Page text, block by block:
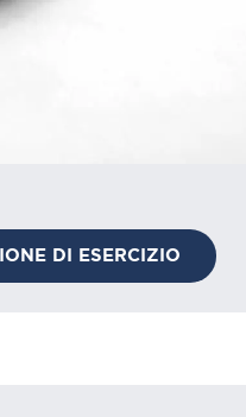
DI ESERCIZIO